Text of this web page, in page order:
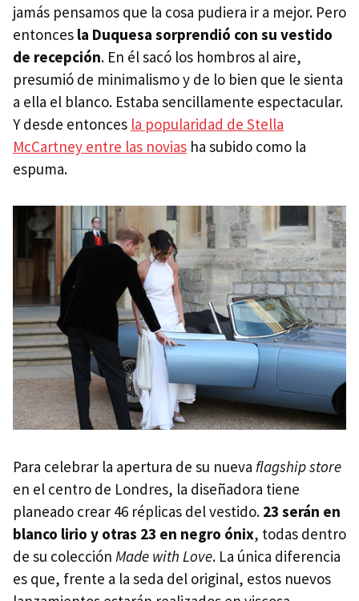
jamás pensamos que la cosa pudiera ir a mejor. Pero
entonces la Duquesa sorprendió con su vestido
de recepción. En él sacó los hombros al aire,
presumió de minimalismo y de lo bien que le sienta
a ella el blanco. Estaba sencillamente espectacular.
Y desde entonces la popularidad de Stella
McCartney entre las novias ha subido como la
espuma.
Para celebrar la apertura de su nueva flagship store
en el centro de Londres, la diseñadora tiene
planeado crear 46 réplicas del vestido. 23 serán en
blanco lirio y otras 23 en negro ónix, todas dentro
de su colección Made with Love. La única diferencia
es que, frente a la seda del original, estos nuevos